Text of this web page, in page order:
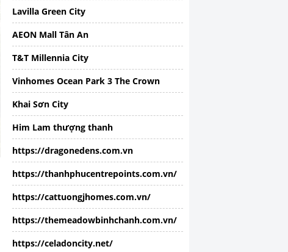
Lavilla Green City
AEON Mall Tân An
T&T Millennia City
Vinhomes Ocean Park 3 The Crown
Khai Sơn City
Him Lam thượng thanh
https://dragonedens.com.vn
https://thanhphucentrepoints.com.vn/
https://cattuongjhomes.com.vn/
https://themeadowbinhchanh.com.vn/
https://celadoncity.net/